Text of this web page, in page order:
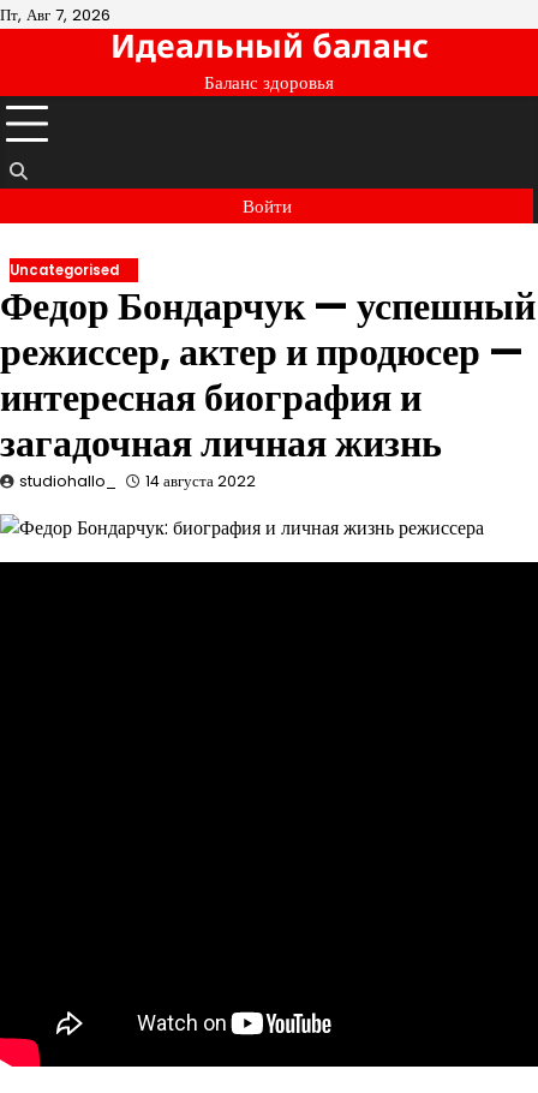
Перейти
Пт, Авг 7, 2026
Идеальный баланс
Баланс здоровья
Войти
Uncategorised
Федор Бондарчук — успешный
режиссер, актер и продюсер —
интересная биография и
загадочная личная жизнь
studiohallo_ 14 августа 2022